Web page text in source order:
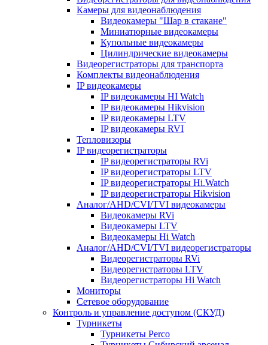
Камеры для видеонаблюдения
Видеокамеры "Шар в стакане"
Миниатюрные видеокамеры
Купольные видеокамеры
Цилиндрические видеокамеры
Видеорегистраторы для транспорта
Комплекты видеонаблюдения
IP видеокамеры
IP видеокамеры HI Watch
IP видеокамеры Hikvision
IP видеокамеры LTV
IP видеокамеры RVI
Тепловизоры
IP видеорегистраторы
IP видеорегистраторы RVi
IP видеорегистраторы LTV
IP видеорегистраторы Hi.Watch
IP видеорегистраторы Hikvision
Аналог/AHD/CVI/TVI видеокамеры
Видеокамеры RVi
Видеокамеры LTV
Видеокамеры Hi Watch
Аналог/AHD/CVI/TVI видеорегистраторы
Видеорегистраторы RVi
Видеорегистраторы LTV
Видеорегистраторы Hi Watch
Мониторы
Сетевое оборудование
Контроль и управление доступом (СКУД)
Турникеты
Турникеты Perco